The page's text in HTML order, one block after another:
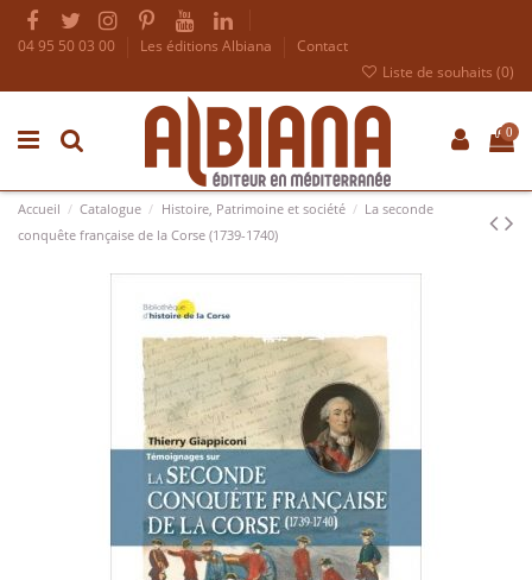
04 95 50 03 00 Les éditions Albiana
Contact
Liste de souhaits (0)
0
Accueil Catalogue Histoire, Patrimoine et société
La seconde
conquête française de la Corse (1739-1740)